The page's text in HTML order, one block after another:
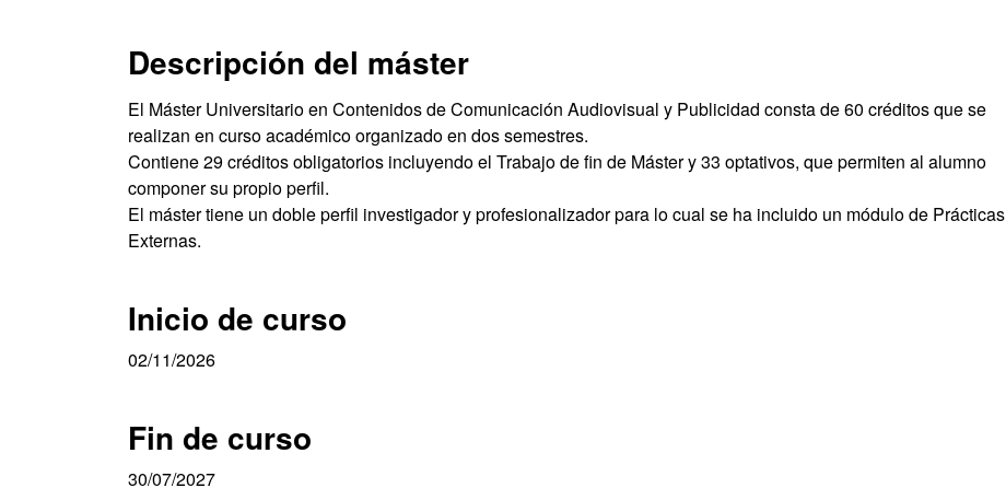
Descripción del máster
El Máster Universitario en Contenidos de Comunicación Audiovisual y Publicidad consta de 60 créditos que se
realizan en curso académico organizado en dos semestres.
Contiene 29 créditos obligatorios incluyendo el Trabajo de fin de Máster y 33 optativos, que permiten al alumno
componer su propio perfil.
El máster tiene un doble perfil investigador y profesionalizador para lo cual se ha incluido un módulo de Prácticas
Externas.
Inicio de curso
02/11/2026
Fin de curso
30/07/2027